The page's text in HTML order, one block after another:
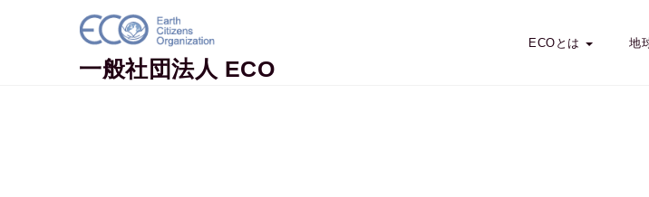
Skip to content
一般社団法人 ECO
ECOとは 地